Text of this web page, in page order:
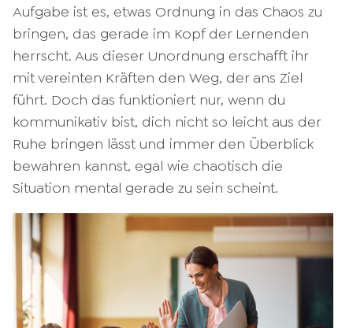
Aufgabe ist es, etwas Ordnung in das Chaos zu
bringen, das gerade im Kopf der Lernenden
herrscht. Aus dieser Unordnung erschafft ihr
mit vereinten Kräften den Weg, der ans Ziel
führt. Doch das funktioniert nur, wenn du
kommunikativ bist, dich nicht so leicht aus der
Ruhe bringen lässt und immer den Überblick
bewahren kannst, egal wie chaotisch die
Situation mental gerade zu sein scheint.